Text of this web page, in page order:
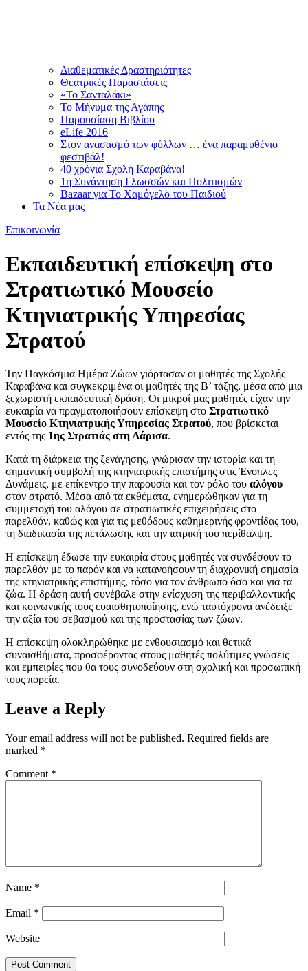
Διαθεματικές Δραστηριότητες
Θεατρικές Παραστάσεις
«Το Σανταλάκι»
Το Mήνυμα της Αγάπης
Παρουσίαση Βιβλίου
eLife 2016
Στον ανασασμό των φύλλων … ένα παραμυθένιο
φεστιβάλ!
40 χρόνια Σχολή Καραβάνα!
1η Συνάντηση Γλωσσών και Πολιτισμών
Bazaar για Το Χαμόγελο του Παιδιού
Τα Νέα μας
Επικοινωνία
Εκπαιδευτική επίσκεψη στο
Στρατιωτικό Μουσείο
Κτηνιατρικής Υπηρεσίας
Στρατού
Την Παγκόσμια Ημέρα Ζώων γιόρτασαν οι μαθητές της Σχολής
Καραβάνα και συγκεκριμένα οι μαθητές της Β’ τάξης, μέσα από μια
ξεχωριστή εκπαιδευτική δράση. Οι μικροί μας μαθητές είχαν την
ευκαιρία να πραγματοποιήσουν επίσκεψη στο Στρατιωτικό
Μουσείο Κτηνιατρικής Υπηρεσίας Στρατού, που βρίσκεται
εντός της 1ης Στρατιάς στη Λάρισα.
Κατά τη διάρκεια της ξενάγησης, γνώρισαν την ιστορία και τη
σημαντική συμβολή της κτηνιατρικής επιστήμης στις Ένοπλες
Δυνάμεις, με επίκεντρο την παρουσία και τον ρόλο του αλόγου
στον στρατό. Μέσα από τα εκθέματα, ενημερώθηκαν για τη
συμμετοχή του αλόγου σε στρατιωτικές επιχειρήσεις στο
παρελθόν, καθώς και για τις μεθόδους καθημερινής φροντίδας του,
τη διαδικασία της πετάλωσης και την ιατρική του περίθαλψη.
Η επίσκεψη έδωσε την ευκαιρία στους μαθητές να συνδέσουν το
παρελθόν με το παρόν και να κατανοήσουν τη διαχρονική σημασία
της κτηνιατρικής επιστήμης, τόσο για τον άνθρωπο όσο και για τα
ζώα. Η δράση αυτή συνέβαλε στην ενίσχυση της περιβαλλοντικής
και κοινωνικής τους ευαισθητοποίησης, ενώ ταυτόχρονα ανέδειξε
την αξία του σεβασμού και της προστασίας των ζώων.
Η επίσκεψη ολοκληρώθηκε με ενθουσιασμό και θετικά
συναισθήματα, προσφέροντας στους μαθητές πολύτιμες γνώσεις
και εμπειρίες που θα τους συνοδεύουν στη σχολική και προσωπική
τους πορεία.
Leave a Reply
Your email address will not be published. Required fields are
marked *
Comment *
Name *
Email *
Website